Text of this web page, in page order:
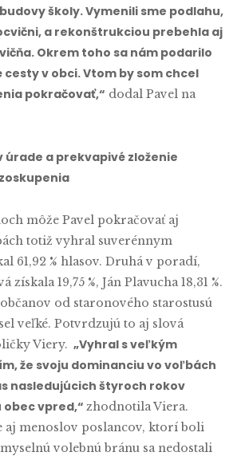
školy. Vymenili sme podlahu,
a rekonštrukciou prebehla aj
Okrem toho sa nám podarilo
v obci. Vtom by som chcel
pokračovať,“ dodal Pavel na
úrade a prekvapivé zloženie
môže Pavel pokračovať aj
totiž vyhral suverénnym
61,92 % hlasov. Druhá v poradí,
získala 19,75 %, Ján Plavucha 18,31 %.
od staronového starostusú
veľké. Potvrdzujú to aj slová
Viery. „Vyhral s veľkým
že svoju dominanciu vo voľbách
nasledujúcich štyroch rokov
obec vpred,“ zhodnotila Viera.
aj menoslov poslancov, ktorí boli
volebnú bránu sa nedostali